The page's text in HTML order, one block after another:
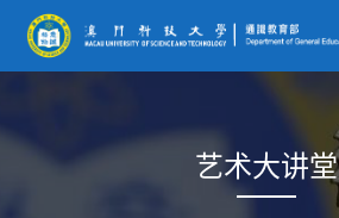
艺术大讲堂